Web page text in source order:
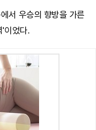
서 우승의 향방을 가른
'이었다.